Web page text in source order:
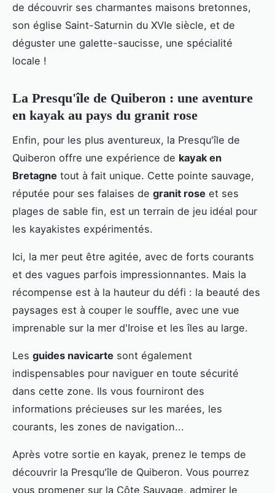
de découvrir ses charmantes maisons bretonnes,
son église Saint-Saturnin du XVIe siècle, et de
déguster une galette-saucisse, une spécialité
locale !
La Presqu'île de Quiberon : une aventure
en kayak au pays du granit rose
Enfin, pour les plus aventureux, la Presqu'île de
Quiberon offre une expérience de kayak en
Bretagne tout à fait unique. Cette pointe sauvage,
réputée pour ses falaises de granit rose et ses
plages de sable fin, est un terrain de jeu idéal pour
les kayakistes expérimentés.
Ici, la mer peut être agitée, avec de forts courants
et des vagues parfois impressionnantes. Mais la
récompense est à la hauteur du défi : la beauté des
paysages est à couper le souffle, avec une vue
imprenable sur la mer d'Iroise et les îles au large.
Les guides navicarte sont également
indispensables pour naviguer en toute sécurité
dans cette zone. Ils vous fourniront des
informations précieuses sur les marées, les
courants, les zones de navigation...
Après votre sortie en kayak, prenez le temps de
découvrir la Presqu'île de Quiberon. Vous pourrez
vous promener sur la Côte Sauvage, admirer le